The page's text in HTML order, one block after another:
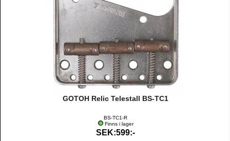
GOTOH Relic Telestall BS-TC1
BS-TC1-R
Finns i lager
SEK:599:-